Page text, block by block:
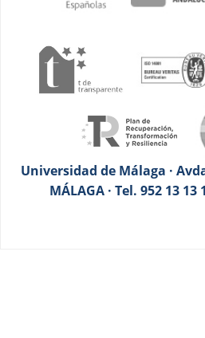
Universidad de Málaga ·
MÁLAGA · Tel. 952 13